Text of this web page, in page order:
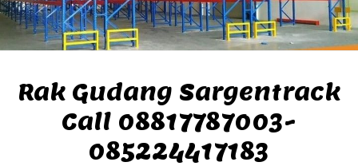
Rak Gudang Sargentrack
Call 08817787003-
085224417183